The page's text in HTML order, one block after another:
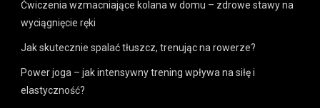
Ćwiczenia wzmacniające kolana w domu – zdrowe stawy na
wyciągnięcie ręki
Jak skutecznie spalać tłuszcz, trenując na rowerze?
Power joga – jak intensywny trening wpływa na siłę i
elastyczność?